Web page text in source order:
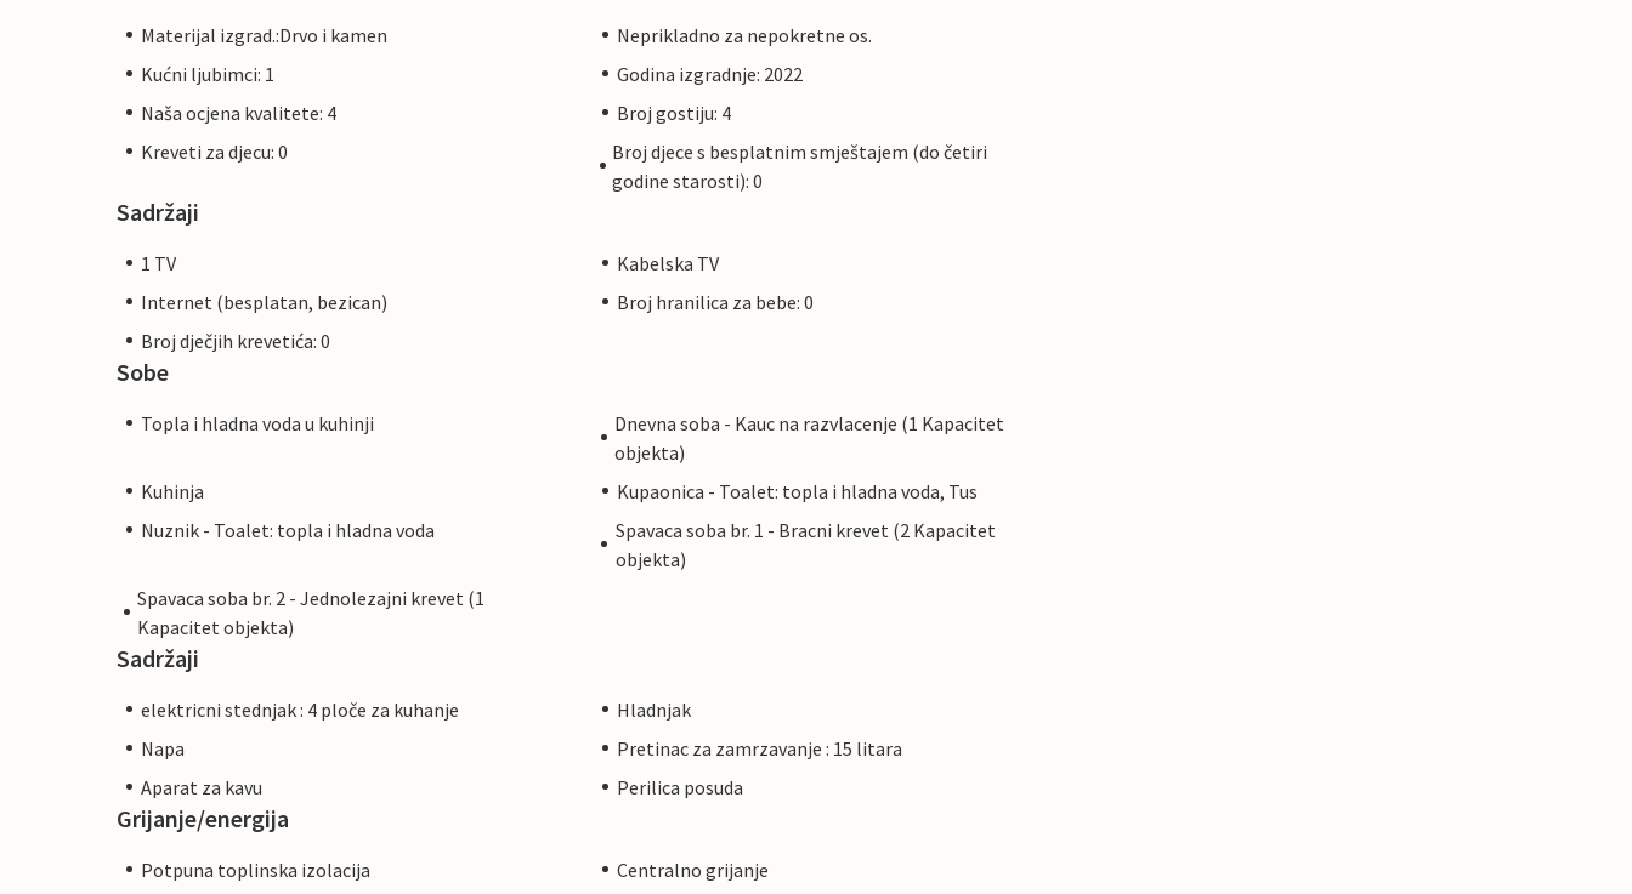
Materijal izgrad.:Drvo i kamen
Neprikladno za nepokretne os.
Kućni ljubimci: 1
Godina izgradnje: 2022
Naša ocjena kvalitete: 4
Broj gostiju: 4
Kreveti za djecu: 0
Broj djece s besplatnim smještajem (do četiri
godine starosti): 0
Sadržaji
1 TV
Kabelska TV
Internet (besplatan, bezican)
Broj hranilica za bebe: 0
Broj dječjih krevetića: 0
Sobe
Topla i hladna voda u kuhinji
Dnevna soba - Kauc na razvlacenje (1 Kapacitet
objekta)
Kuhinja
Kupaonica - Toalet: topla i hladna voda, Tus
Nuznik - Toalet: topla i hladna voda
Spavaca soba br. 1 - Bracni krevet (2 Kapacitet
objekta)
Spavaca soba br. 2 - Jednolezajni krevet (1
Kapacitet objekta)
Sadržaji
elektricni stednjak : 4 ploče za kuhanje
Hladnjak
Napa
Pretinac za zamrzavanje : 15 litara
Aparat za kavu
Perilica posuda
Grijanje/energija
Potpuna toplinska izolacija
Centralno grijanje